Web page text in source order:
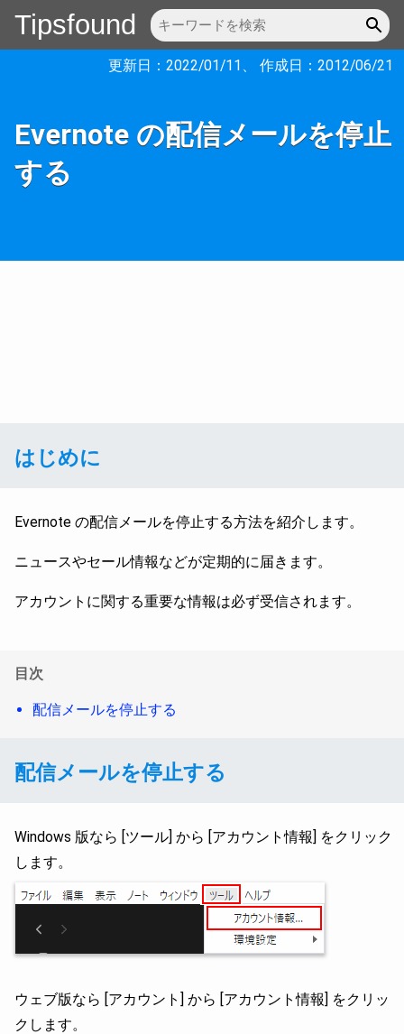
Tipsfound
更新日： 2022/01/11 、 作成日： 2012/06/21
Evernote の配信メールを停止
する
はじめに
Evernote の配信メールを停止する方法を紹介します。
ニュースやセール情報などが定期的に届きます。
アカウントに関する重要な情報は必ず受信されます。
目次
配信メールを停止する
配信メールを停止する
Windows 版なら [ツール] から [アカウント情報] をクリック
します。
ウェブ版なら [アカウント] から [アカウント情報] をクリッ
クします。